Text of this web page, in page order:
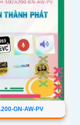
GN-AW-PV